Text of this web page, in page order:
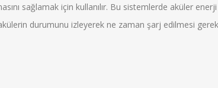
sağlamak için kullanılır. Bu sistemlerde aküler
durumunu izleyerek ne zaman şarj edilmesi